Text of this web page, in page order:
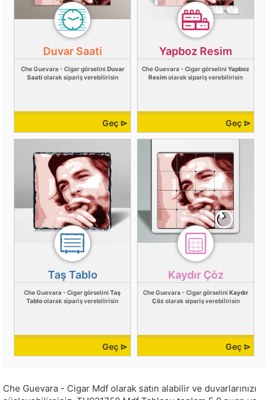
Duvar Saati
Che Guevara - Cigar görselini Duvar
Saati olarak sipariş verebilirisin
Geç ⊳
Yapboz Resim
Che Guevara - Cigar görselini Yapboz
Resimolarak sipariş verebilirisin
Geç ⊳
Taş Tablo
Che Guevara - Cigar görselini Taş
Tabloolarak sipariş verebilirisin
Geç ⊳
Kaydır Çöz
Che Guevara - Cigar görselini Kaydır
Çöz olarak sipariş verebilirisin
Geç ⊳
Che Guevara - Cigar Mdf olarak satın alabilir ve duvarlarınızı